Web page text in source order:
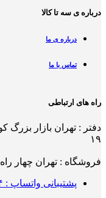
درباره ی سه تا کالا
درباره ی ما
تماس با ما
راه های ارتباطی
دفتر : تهران بازار
۱۹
فروشگاه : تهران چهار
پشتیبانی واتساپ : ۰۹۳۷۱۳۲۳۲۰۴